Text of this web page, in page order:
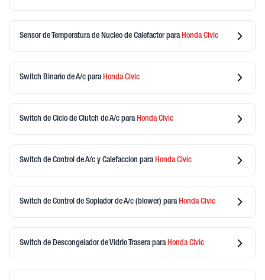
Sensor de Temperatura de Nucleo de Calefactorpara HondaCivic
Switch Binario de A/c para HondaCivic
Switch de Ciclo de Clutch de A/c para HondaCivic
Switch de Control de A/c y Calefaccion para HondaCivic
Switch de Control de Soplador de A/c (blower) para HondaCivic
Switch de Descongelador de Vidrio Traserapara HondaCivic